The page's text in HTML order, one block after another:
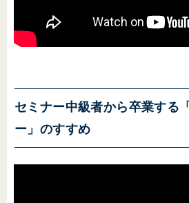
セミナー中級者から卒業する
ー」のすすめ